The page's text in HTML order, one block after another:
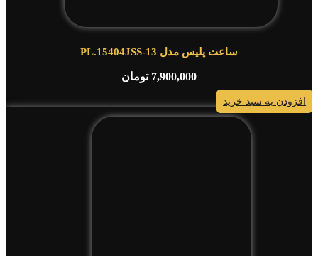
ساعت پلیس مدل PL.15404JSS-13
7,900,000 تومان
افزودن به سبد خرید